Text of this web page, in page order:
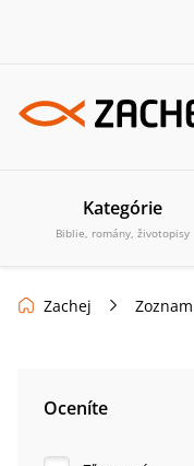
Kategórie
Biblie, romány, životopisy
Zachej
Oceníte